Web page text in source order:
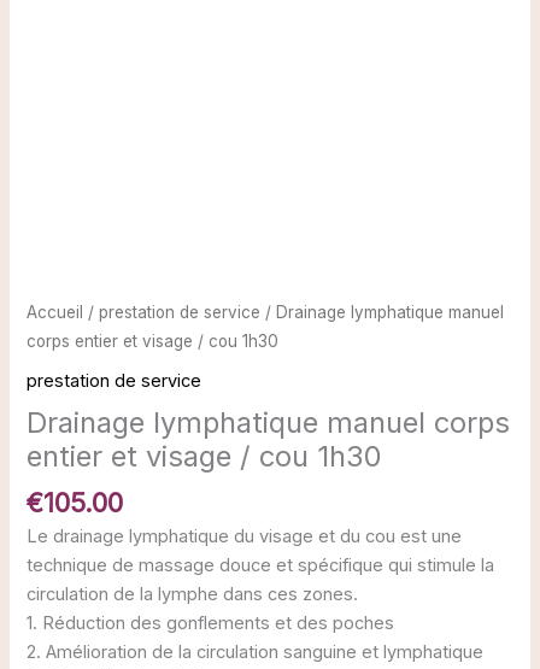
Accueil /prestation de service / Drainage lymphatique manuel
corps entier et visage / cou 1h30
prestation de service
Drainage lymphatique manuel corps
entier et visage / cou 1h30
€105.00
Le drainage lymphatique du visage et du cou est une
technique de massage douce et spécifique qui stimule la
circulation de la lymphe dans ces zones.
1. Réduction des gonflements et des poches
2. Amélioration de la circulation sanguine et lymphatique